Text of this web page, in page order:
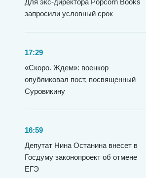
Для экс-директора Popcorn Books
запросили условный срок
17:29
«Скоро. Ждем»: военкор
опубликовал пост, посвященный
Суровикину
16:59
Депутат Нина Останина внесет в
Госдуму законопроект об отмене
ЕГЭ